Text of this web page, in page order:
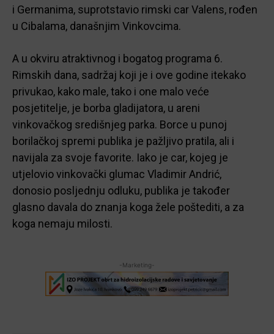
i Germanima, suprotstavio rimski car Valens, rođen
u Cibalama, današnjim Vinkovcima.
A u okviru atraktivnog i bogatog programa 6.
Rimskih dana, sadržaj koji je i ove godine itekako
privukao, kako male, tako i one malo veće
posjetitelje, je borba gladijatora, u areni
vinkovačkog središnjeg parka. Borce u punoj
borilačkoj spremi publika je pažljivo pratila, ali i
navijala za svoje favorite. Iako je car, kojeg je
utjelovio vinkovački glumac Vladimir Andrić,
donosio posljednju odluku, publika je također
glasno davala do znanja koga žele poštediti, a za
koga nemaju milosti.
-Marketing-